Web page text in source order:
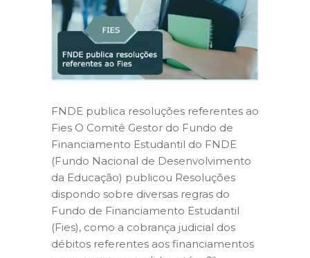
FNDE publica resoluções referentes ao
Fies O Comitê Gestor do Fundo de
Financiamento Estudantil do FNDE
(Fundo Nacional de Desenvolvimento
da Educação) publicou Resoluções
dispondo sobre diversas regras do
Fundo de Financiamento Estudantil
(Fies), como a cobrança judicial dos
débitos referentes aos financiamentos